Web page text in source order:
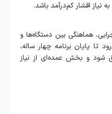
اقشار کم‌درآمد باشد.
هماهنگی بین دستگاه‌ها و
تا پایان برنامه چهار ساله،
شود و بخش عمده‌ای از نیاز